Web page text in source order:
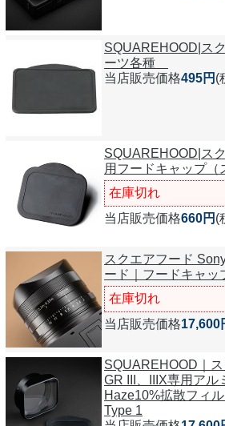
SQUAREHOOD|ス
ーツ各種
当店販売価格495円 (
SQUAREHOOD|ス
用フードキャップ（
在庫切れ
当店販売価格660円 (
スクエアフード
ード｜フードキャッ
在庫切れ
当店販売価格17,600
SQUAREHOOD｜
GR III、IIIX専用アル
Haze10%拡散フィ
Type 1